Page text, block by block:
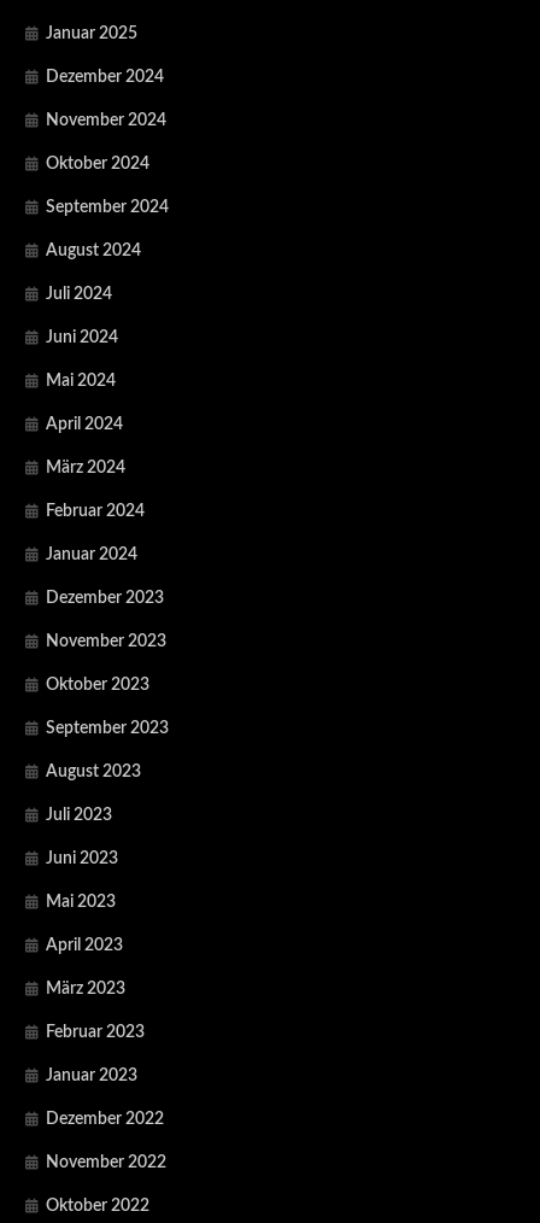
Januar 2025
Dezember 2024
November 2024
Oktober 2024
September 2024
August 2024
Juli 2024
Juni 2024
Mai 2024
April 2024
März 2024
Februar 2024
Januar 2024
Dezember 2023
November 2023
Oktober 2023
September 2023
August 2023
Juli 2023
Juni 2023
Mai 2023
April 2023
März 2023
Februar 2023
Januar 2023
Dezember 2022
November 2022
Oktober 2022